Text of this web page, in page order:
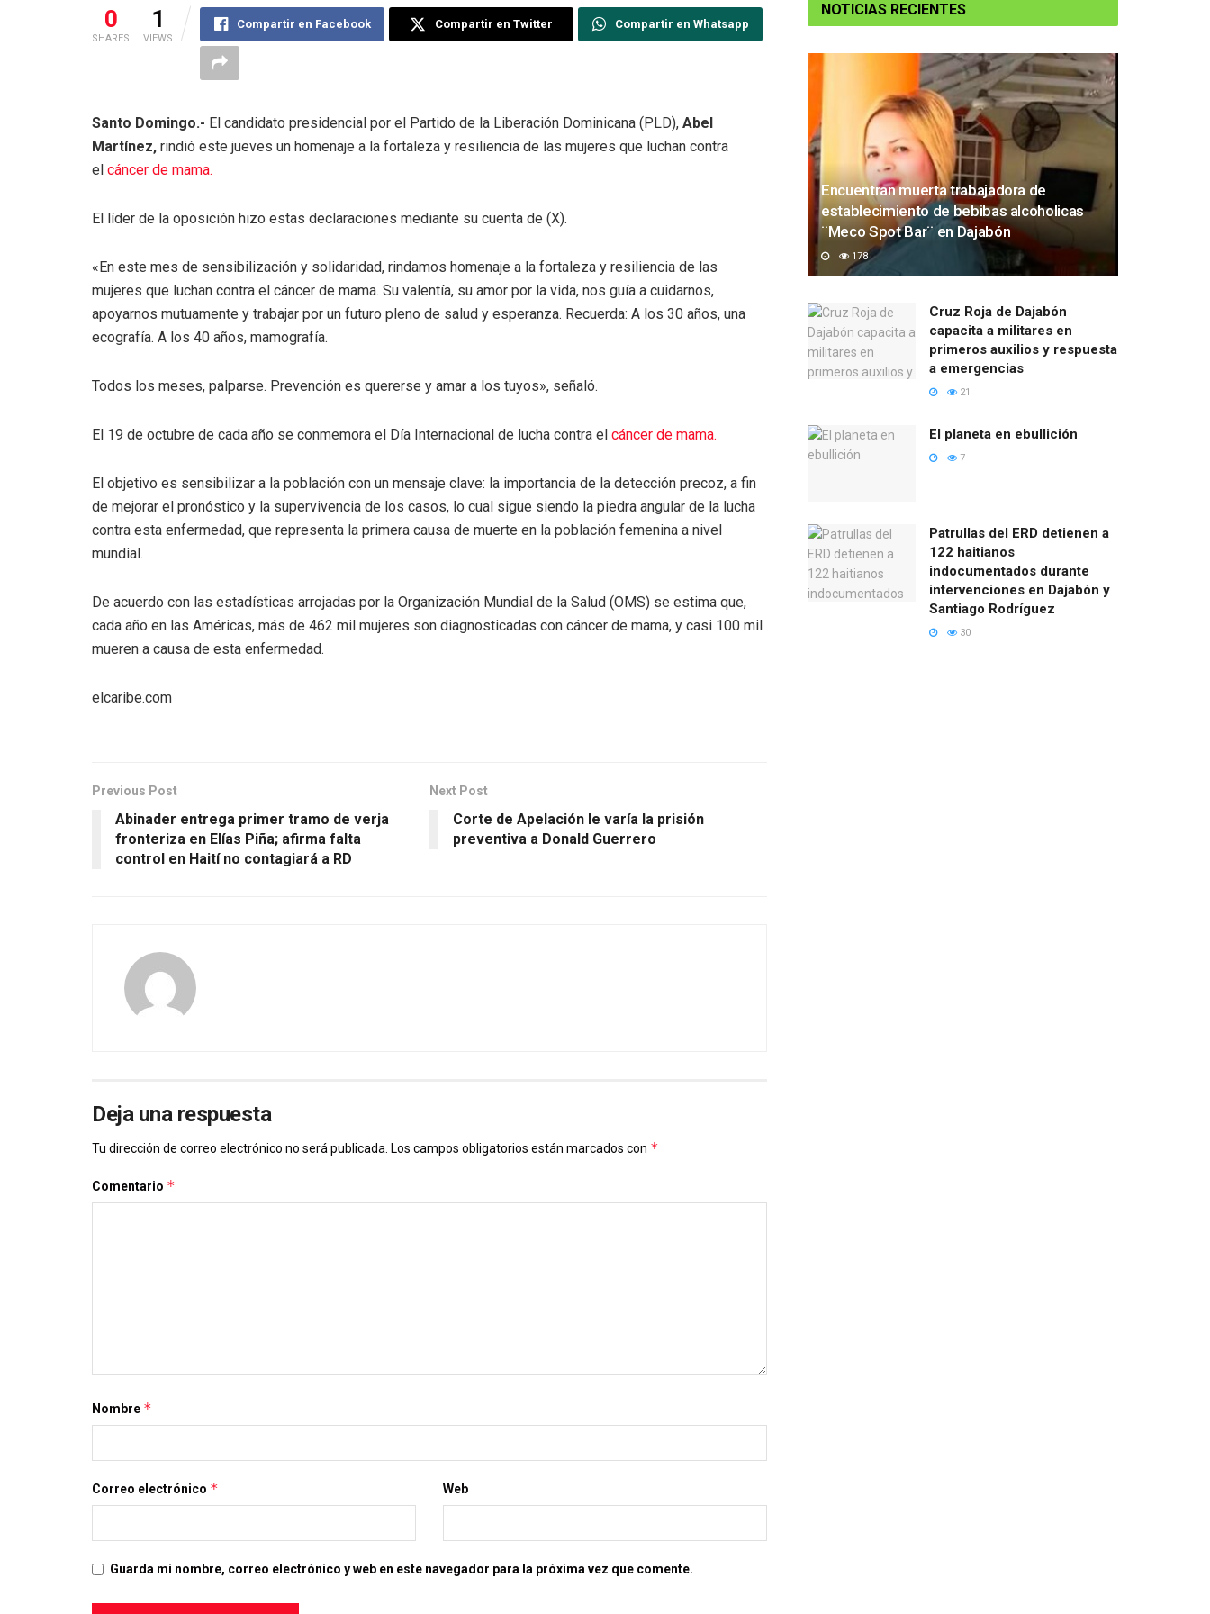
0
SHARES
1
VIEWS
Compartir en Facebook Compartir en Twitter Compartir en Whatsapp
Santo Domingo.- El candidato presidencial por el Partido de la Liberación Dominicana (PLD), Abel
Martínez, rindió este jueves un homenaje a la fortaleza y resiliencia de las mujeres que luchan contra
el cáncer de mama.
El líder de la oposición hizo estas declaraciones mediante su cuenta de (X).
«En este mes de sensibilización y solidaridad, rindamos homenaje a la fortaleza y resiliencia de las
mujeres que luchan contra el cáncer de mama. Su valentía, su amor por la vida, nos guía a cuidarnos,
apoyarnos mutuamente y trabajar por un futuro pleno de salud y esperanza. Recuerda: A los 30 años, una
ecografía. A los 40 años, mamografía.
Todos los meses, palparse. Prevención es quererse y amar a los tuyos», señaló.
El 19 de octubre de cada año se conmemora el Día Internacional de lucha contra el cáncer de mama.
El objetivo es sensibilizar a la población con un mensaje clave: la importancia de la detección precoz, a fin
de mejorar el pronóstico y la supervivencia de los casos, lo cual sigue siendo la piedra angular de la lucha
contra esta enfermedad, que representa la primera causa de muerte en la población femenina a nivel
mundial.
De acuerdo con las estadísticas arrojadas por la Organización Mundial de la Salud (OMS) se estima que,
cada año en las Américas, más de 462 mil mujeres son diagnosticadas con cáncer de mama, y casi 100 mil
mueren a causa de esta enfermedad.
elcaribe.com
Previous Post
Abinader entrega primer tramo de verja
fronteriza en Elías Piña; afirma falta
control en Haití no contagiará a RD
Next Post
Corte de Apelación le varía la prisión
preventiva a Donald Guerrero
Deja una respuesta
Tu dirección de correo electrónico no será publicada. Los campos obligatorios están marcados con *
Comentario *
Nombre *
Correo electrónico * Web
Guarda mi nombre, correo electrónico y web en este navegador para la próxima vez que comente.
NOTICIAS RECIENTES
Encuentran muerta trabajadora de
establecimiento de bebibas alcoholicas
¨Meco Spot Bar¨ en Dajabón
178
Cruz Roja de Dajabón
capacita a militares en
primeros auxilios y respuesta
a emergencias
21
El planeta en ebullición
7
Patrullas del ERD detienen a
122 haitianos
indocumentados durante
intervenciones en Dajabón y
Santiago Rodríguez
30